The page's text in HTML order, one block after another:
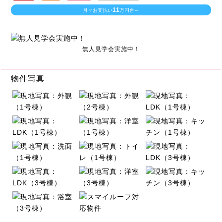
月々お支払い11万円台～
無人見学会実施中！
物件写真